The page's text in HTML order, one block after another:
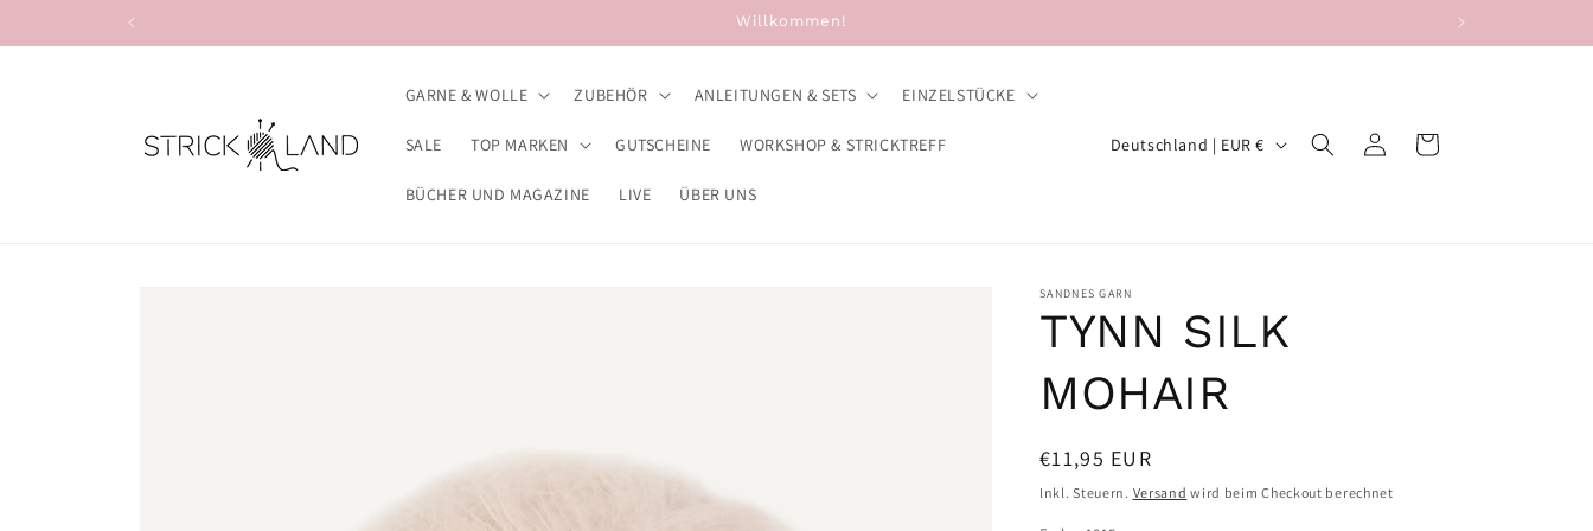
Willkommen!
GARNE & WOLLE ZUBEHÖR ANLEITUNGEN & SETS EINZELSTÜCKE
SALE TOP MARKEN GUTSCHEINE WORKSHOP & STRICKTREFF
BÜCHER UND MAGAZINE LIVE ÜBER UNS
L
/
R
g
o
n
Deutschland | EUR € EinloggenWarenkorb
SANDNES GARN
TYNN SILK
MOHAIR
Normaler
Preis
€11,95 EUR
Inkl. Steuern. Versand wird beim Checkout berechnet